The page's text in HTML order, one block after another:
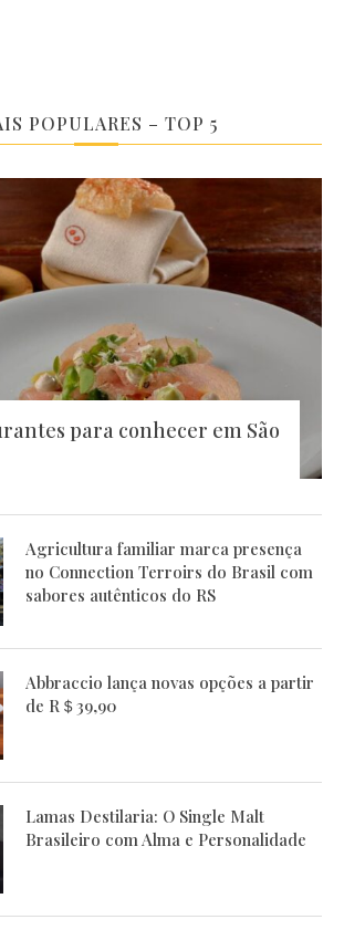
POPULARES – TOP 5
para conhecer em São
Agricultura familiar marca presença
no Connection Terroirs do Brasil com
sabores autênticos do RS
Abbraccio lança novas opções a partir
de R＄39,90
Lamas Destilaria: O Single Malt
Brasileiro com Alma e Personalidade